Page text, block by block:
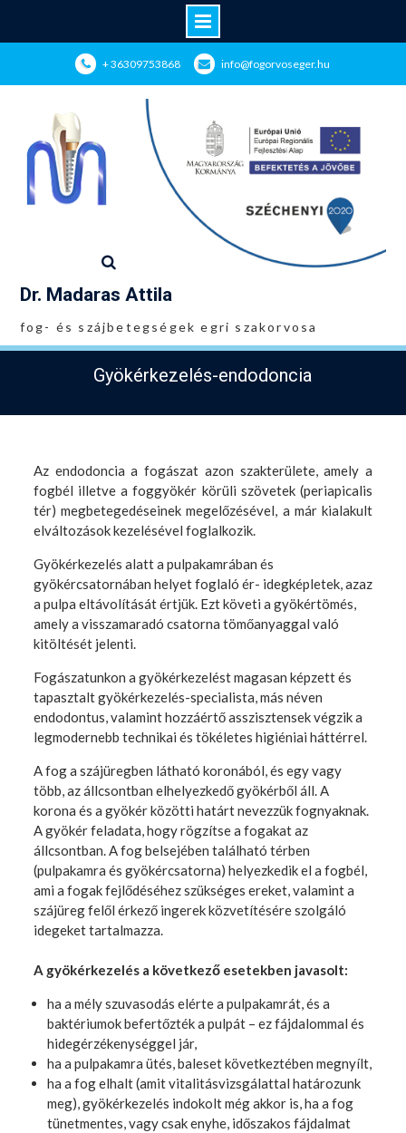
content
+ 36309753868 info@fogorvoseger.hu
Dr. Madaras Attila
fog- és szájbetegségek egri szakorvosa
Gyökérkezelés-endodoncia
Az endodoncia a fogászat azon szakterülete, amely a
fogbél illetve a foggyökér körüli szövetek (periapicalis
tér) megbetegedéseinek megelőzésével, a már kialakult
elváltozások kezelésével foglalkozik.
Gyökérkezelés alatt a pulpakamrában és
gyökércsatornában helyet foglaló ér- idegképletek, azaz
a pulpa eltávolítását értjük. Ezt követi a gyökértömés,
amely a visszamaradó csatorna tömőanyaggal való
kitöltését jelenti.
Fogászatunkon a gyökérkezelést magasan képzett és
tapasztalt gyökérkezelés-specialista, más néven
endodontus, valamint hozzáértő asszisztensek végzik a
legmodernebb technikai és tökéletes higiéniai háttérrel.
A fog a szájüregben látható koronából, és egy vagy
több, az állcsontban elhelyezkedő gyökérből áll. A
korona és a gyökér közötti határt nevezzük fognyaknak.
A gyökér feladata, hogy rögzítse a fogakat az
állcsontban. A fog belsejében található térben
(pulpakamra és gyökércsatorna) helyezkedik el a fogbél,
ami a fogak fejlődéséhez szükséges ereket, valamint a
szájüreg felől érkező ingerek közvetítésére szolgáló
idegeket tartalmazza.
A gyökérkezelés a következő esetekben javasolt:
ha a mély szuvasodás elérte a pulpakamrát, és a
baktériumok befertőzték a pulpát – ez fájdalommal és
hidegérzékenységgel jár,
ha a pulpakamra ütés, baleset következtében megnyílt,
ha a fog elhalt (amit vitalitásvizsgálattal határozunk
meg), gyökérkezelés indokolt még akkor is, ha a fog
tünetmentes, vagy csak enyhe, időszakos fájdalmat